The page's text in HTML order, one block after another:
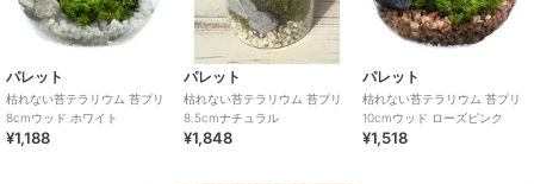
パレット
枯れない苔テラリウム 苔プリ
8cmウッド ホワイト
¥1,188
パレット
枯れない苔テラリウム 苔プリ
8.5cmナチュラル
¥1,848
パレット
枯れない苔テラリウム 苔プリ
10cmウッド ローズピンク
¥1,518